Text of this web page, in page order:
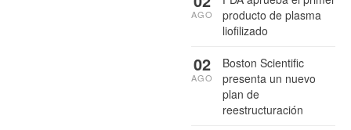
producto de plasma
liofilizado
AGO
Boston Scientific
presenta un nuevo
plan de
reestructuración
02
AGO